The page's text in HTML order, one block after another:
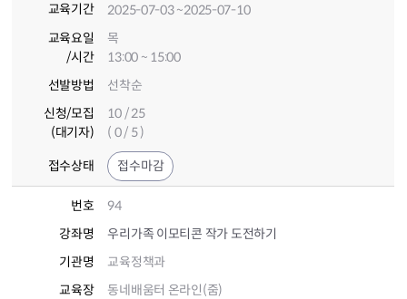
교육기간
2025-07-03~2025-07-10
교육요일
/시간
목
13:00 ~ 15:00
선발방법
선착순
신청/모집
(대기자)
10 / 25
( 0 / 5 )
접수상태 접수마감
번호
94
강좌명
우리가족 이모티콘 작가 도전하기
기관명
교육정책과
교육장
동네배움터 온라인(줌)